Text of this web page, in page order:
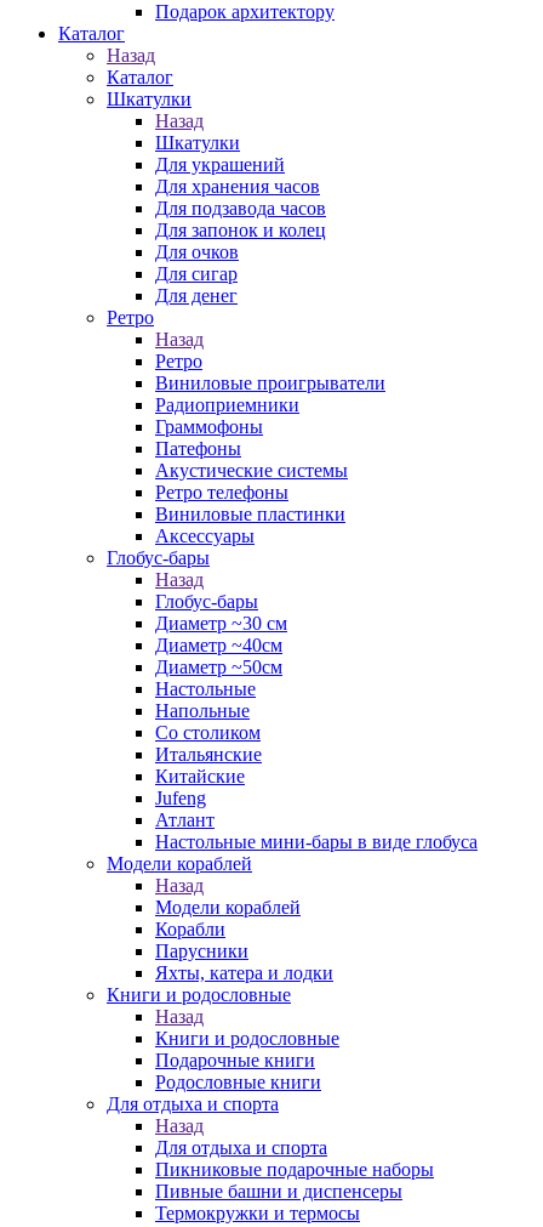
Подарок архитектору
Каталог
Назад
Каталог
Шкатулки
Назад
Шкатулки
Для украшений
Для хранения часов
Для подзавода часов
Для запонок и колец
Для очков
Для сигар
Для денег
Ретро
Назад
Ретро
Виниловые проигрыватели
Радиоприемники
Граммофоны
Патефоны
Акустические системы
Ретро телефоны
Виниловые пластинки
Аксессуары
Глобус-бары
Назад
Глобус-бары
Диаметр ~30 см
Диаметр ~40см
Диаметр ~50см
Настольные
Напольные
Со столиком
Итальянские
Китайские
Jufeng
Атлант
Настольные мини-бары в виде глобуса
Модели кораблей
Назад
Модели кораблей
Корабли
Парусники
Яхты, катера и лодки
Книги и родословные
Назад
Книги и родословные
Подарочные книги
Родословные книги
Для отдыха и спорта
Назад
Для отдыха и спорта
Пикниковые подарочные наборы
Пивные башни и диспенсеры
Термокружки и термосы